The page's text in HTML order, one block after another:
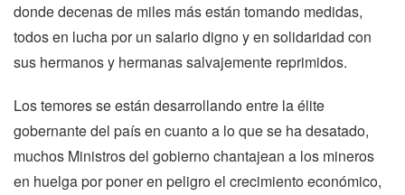
donde decenas de miles más están tomando medidas,
todos en lucha por un salario digno y en solidaridad con
sus hermanos y hermanas salvajemente reprimidos.
Los temores se están desarrollando entre la élite
gobernante del país en cuanto a lo que se ha desatado,
muchos Ministros del gobierno chantajean a los mineros
en huelga por poner en peligro el crecimiento económico,